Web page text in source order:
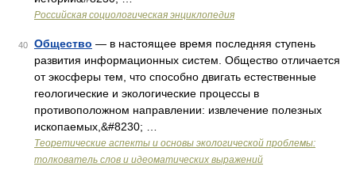
Российская социологическая энциклопедия
40 Общество — в настоящее время последняя ступень
развития информационных систем. Общество отличается
от экосферы тем, что способно двигать естественные
геологические и экологические процессы в
противоположном направлении: извлечение полезных
ископаемых,&#8230; …
Теоретические аспекты и основы экологической проблемы:
толкователь слов и идеоматических выражений